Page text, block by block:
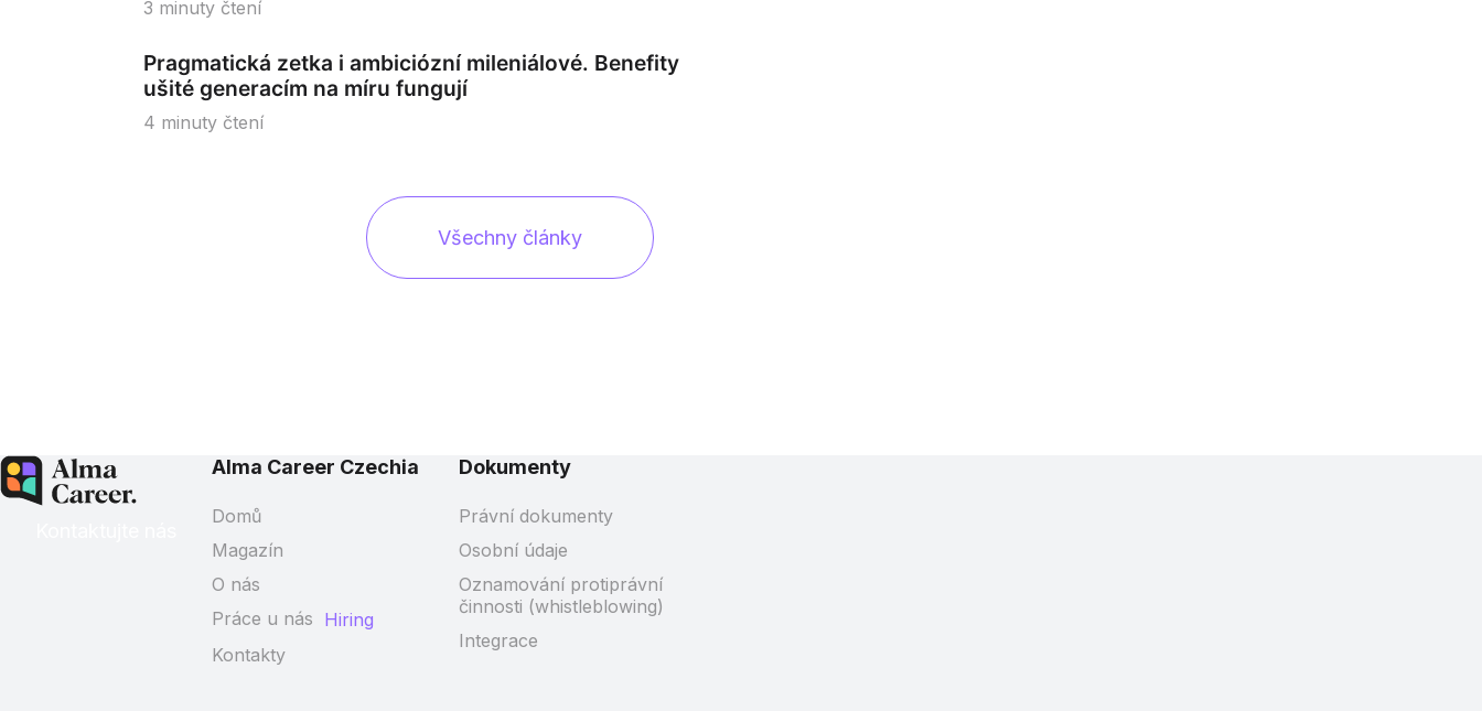
3 minuty čtení
Pragmatická zetka i ambiciózní mileniálové. Benefity
ušité generacím na míru fungují
4 minuty čtení
Všechny články
Alma Career Czechia
Domů
Magazín
O nás
Práce u nás Hiring
Kontakty
Dokumenty
Právní dokumenty
Osobní údaje
Oznamování protiprávní
činnosti (whistleblowing)
Integrace